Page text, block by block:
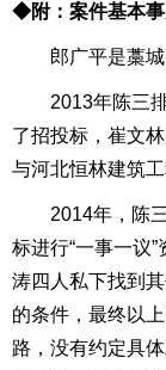
◆附：案件基本
郎广平是藁
2013年陈三
了招投标，崔文
与河北恒林建筑
2014年，陈
标进行“一事一议
涛四人私下找到
的条件，最终以
路，没有约定具